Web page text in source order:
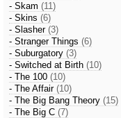
- Skam (11)
- Skins (6)
- Slasher (3)
- Stranger Things (6)
- Suburgatory (3)
- Switched at Birth (10)
- The 100 (10)
- The Affair (10)
- The Big Bang Theory (15)
- The Big C (7)